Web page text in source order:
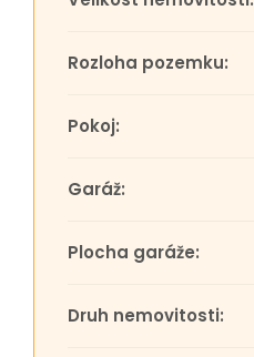
Rozloha pozemku:
Pokoj:
Garáž:
Plocha garáže:
Druh nemovitosti: